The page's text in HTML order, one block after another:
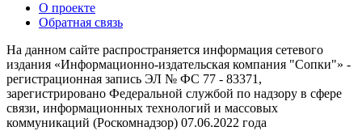
О проекте
Обратная связь
На данном сайте распространяется информация сетевого
издания «Информационно-издательская компания "Сопки"» -
регистрационная запись ЭЛ № ФС 77 - 83371,
зарегистрировано Федеральной службой по надзору в сфере
связи, информационных технологий и массовых
коммуникаций (Роскомнадзор) 07.06.2022 года